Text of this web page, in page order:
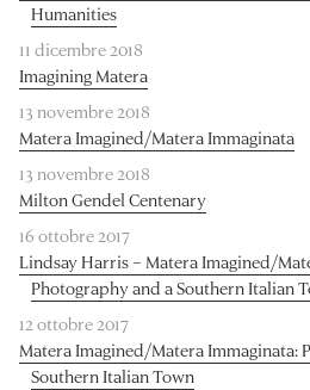
Humanities
11 dicembre 2018
Imagining Matera
13 novembre 2018
Matera Imagined/Matera Immaginata
13 novembre 2018
Milton Gendel Centenary
16 ottobre 2017
Lindsay Harris – Matera Imagined/
Photography and a Southern Italian
12 ottobre 2017
Matera Imagined/Matera Immaginata:
Southern Italian Town